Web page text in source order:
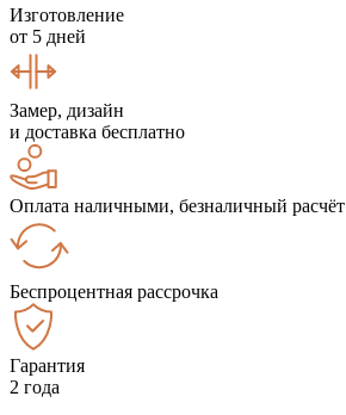
Изготовление
от 5 дней
Замер, дизайн
и доставка бесплатно
Оплата наличными, безналичный расчёт
Беспроцентная рассрочка
Гарантия
2 года